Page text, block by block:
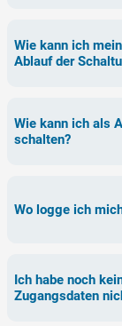
Wie kann ich
Ablauf der
Wie kann ich als
schalten?
Wo logge ich
Ich habe noch
Zugangsdaten